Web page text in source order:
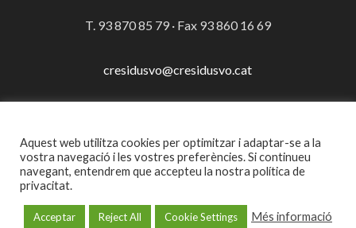
T. 93 870 85 79 · Fax 93 860 16 69
cresidusvo@cresidusvo.cat
© Consorci per a la Gestió dels Residus del Vallès Oriental
·Avís legal
Aquest web utilitza cookies per optimitzar i adaptar-se a la
vostra navegació i les vostres preferències. Si continueu
navegant, entendrem que accepteu la nostra política de
privacitat.
Acceptar Reject All Cookie Settings Més informació